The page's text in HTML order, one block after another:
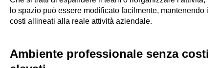
lo spazio può essere modificato facilmente, mantenendo i
costi allineati alla reale attività aziendale.
Ambiente professionale senza costi